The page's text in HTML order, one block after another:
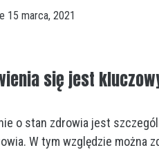
15 marca, 2021
się jest
o stan zdrowia jest
W tym względzie można